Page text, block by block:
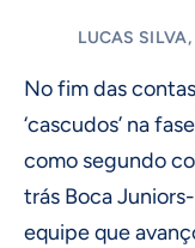
LUCAS
No fim das
‘cascudos’ na
como segundo
trás Boca
equipe que